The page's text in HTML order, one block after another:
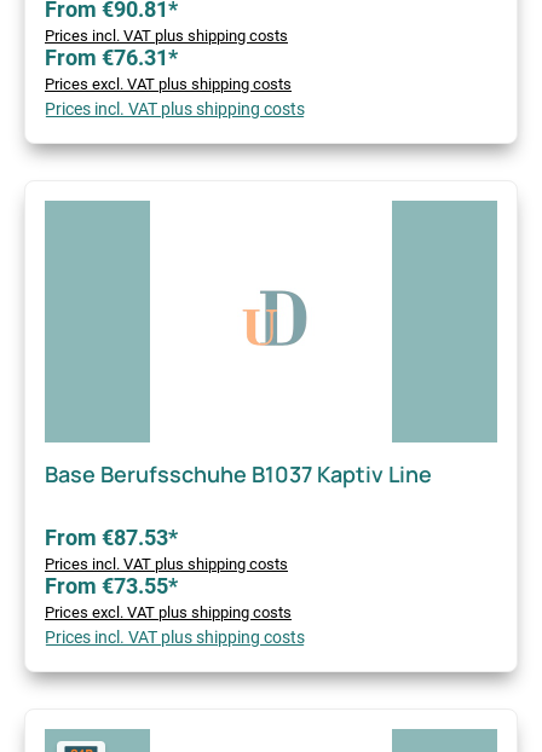
From €90.81*
Prices incl. VAT plus shipping costs
From €76.31*
Prices excl. VAT plus shipping costs
Prices incl. VAT plus shipping costs
Base Berufsschuhe B1037 Kaptiv Line
From €87.53*
Prices incl. VAT plus shipping costs
From €73.55*
Prices excl. VAT plus shipping costs
Prices incl. VAT plus shipping costs